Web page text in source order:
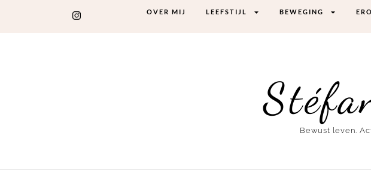
OVER MIJ LEEFSTIJL BEWEGING
Bewust leven.